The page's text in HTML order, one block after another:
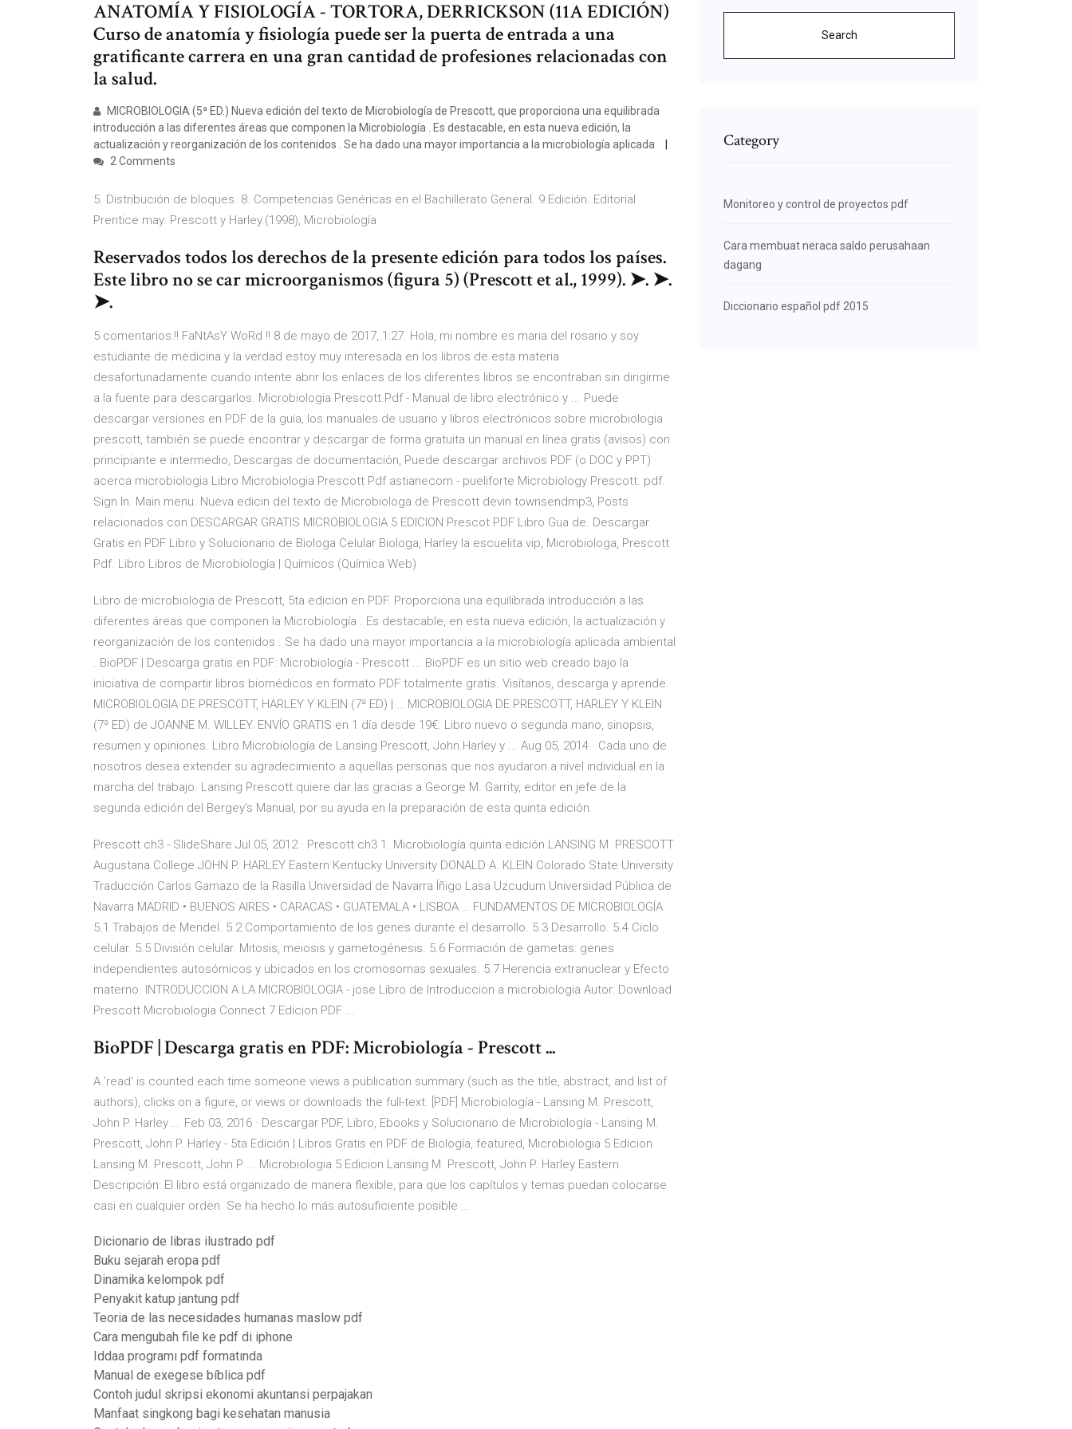
ANATOMÍA Y FISIOLOGÍA - TORTORA, DERRICKSON (11A EDICIÓN)
Curso de anatomía y fisiología puede ser la puerta de entrada a una
gratificante carrera en una gran cantidad de profesiones relacionadas con
la salud.
MICROBIOLOGIA (5ª ED.) Nueva edición del texto de Microbiología de Prescott, que proporciona una equilibrada
introducción a las diferentes áreas que componen la Microbiología . Es destacable, en esta nueva edición, la
actualización y reorganización de los contenidos . Se ha dado una mayor importancia a la microbiología aplicada
2 Comments
5. Distribución de bloques. 8. Competencias Genéricas en el Bachillerato General. 9 Edición. Editorial
Prentice may. Prescott y Harley.(1998), Microbiología
Reservados todos los derechos de la presente edición para todos los países.
Este libro no se car microorganismos (figura 5) (Prescott et al., 1999). ➤. ➤.
➤.
5 comentarios:!! FaNtAsY WoRd !! 8 de mayo de 2017, 1:27. Hola, mi nombre es maria del rosario y soy
estudiante de medicina y la verdad estoy muy interesada en los libros de esta materia
desafortunadamente cuando intente abrir los enlaces de los diferentes libros se encontraban sin dirigirme
a la fuente para descargarlos. Microbiologia Prescott.Pdf - Manual de libro electrónico y ... Puede
descargar versiones en PDF de la guía, los manuales de usuario y libros electrónicos sobre microbiologia
prescott, también se puede encontrar y descargar de forma gratuita un manual en línea gratis (avisos) con
principiante e intermedio, Descargas de documentación, Puede descargar archivos PDF (o DOC y PPT)
acerca microbiologia Libro Microbiologia Prescott Pdf astianecom - pueliforte Microbiology Prescott. pdf.
Sign In. Main menu. Nueva edicin del texto de Microbiologa de Prescott devin townsendmp3, Posts
relacionados con DESCARGAR GRATIS MICROBIOLOGIA 5 EDICION Prescot PDF Libro Gua de. Descargar
Gratis en PDF Libro y Solucionario de Biologa Celular Biologa, Harley la escuelita vip, Microbiologa, Prescott
Pdf. Libro Libros de Microbiología | Químicos (Química Web)
Libro de microbiologia de Prescott, 5ta edicion en PDF. Proporciona una equilibrada introducción a las
diferentes áreas que componen la Microbiología . Es destacable, en esta nueva edición, la actualización y
reorganización de los contenidos . Se ha dado una mayor importancia a la microbiología aplicada ambiental
. BioPDF | Descarga gratis en PDF: Microbiología - Prescott ... BioPDF es un sitio web creado bajo la
iniciativa de compartir libros biomédicos en formato PDF totalmente gratis. Visítanos, descarga y aprende.
MICROBIOLOGIA DE PRESCOTT, HARLEY Y KLEIN (7ª ED) | … MICROBIOLOGIA DE PRESCOTT, HARLEY Y KLEIN
(7ª ED) de JOANNE M. WILLEY. ENVÍO GRATIS en 1 día desde 19€. Libro nuevo o segunda mano, sinopsis,
resumen y opiniones. Libro Microbiología de Lansing Prescott, John Harley y ... Aug 05, 2014 · Cada uno de
nosotros desea extender su agradecimiento a aquellas personas que nos ayudaron a nivel individual en la
marcha del trabajo. Lansing Prescott quiere dar las gracias a George M. Garrity, editor en jefe de la
segunda edición del Bergey’s Manual, por su ayuda en la preparación de esta quinta edición.
Prescott ch3 - SlideShare Jul 05, 2012 · Prescott ch3 1. Microbiología quinta edición LANSING M. PRESCOTT
Augustana College JOHN P. HARLEY Eastern Kentucky University DONALD A. KLEIN Colorado State University
Traducción Carlos Gamazo de la Rasilla Universidad de Navarra Íñigo Lasa Uzcudum Universidad Pública de
Navarra MADRID • BUENOS AIRES • CARACAS • GUATEMALA • LISBOA … FUNDAMENTOS DE MICROBIOLOGÍA
5.1 Trabajos de Mendel. 5.2 Comportamiento de los genes durante el desarrollo. 5.3 Desarrollo. 5.4 Ciclo
celular. 5.5 División celular. Mitosis, meiosis y gametogénesis. 5.6 Formación de gametas: genes
independientes autosómicos y ubicados en los cromosomas sexuales. 5.7 Herencia extranuclear y Efecto
materno. INTRODUCCION A LA MICROBIOLOGIA - jose Libro de Introduccion a microbiologia Autor: Download
Prescott Microbiologia Connect 7 Edicion PDF ...
BioPDF | Descarga gratis en PDF: Microbiología - Prescott ...
A 'read' is counted each time someone views a publication summary (such as the title, abstract, and list of
authors), clicks on a figure, or views or downloads the full-text. [PDF] Microbiología - Lansing M. Prescott,
John P. Harley ... Feb 03, 2016 · Descargar PDF, Libro, Ebooks y Solucionario de Microbiología - Lansing M.
Prescott, John P. Harley - 5ta Edición | Libros Gratis en PDF de Biología, featured, Microbiologia 5 Edicion
Lansing M. Prescott, John P ... Microbiologia 5 Edicion Lansing M. Prescott, John P. Harley Eastern
Descripción: El libro está organizado de manera flexible, para que los capítulos y temas puedan colocarse
casi en cualquier orden. Se ha hecho lo más autosuficiente posible …
Dicionario de libras ilustrado pdf
Buku sejarah eropa pdf
Dinamika kelompok pdf
Penyakit katup jantung pdf
Teoria de las necesidades humanas maslow pdf
Cara mengubah file ke pdf di iphone
Iddaa programı pdf formatında
Manual de exegese bíblica pdf
Contoh judul skripsi ekonomi akuntansi perpajakan
Manfaat singkong bagi kesehatan manusia
Search
Category
Monitoreo y control de proyectos pdf
Cara membuat neraca saldo perusahaan
dagang
Diccionario español pdf 2015